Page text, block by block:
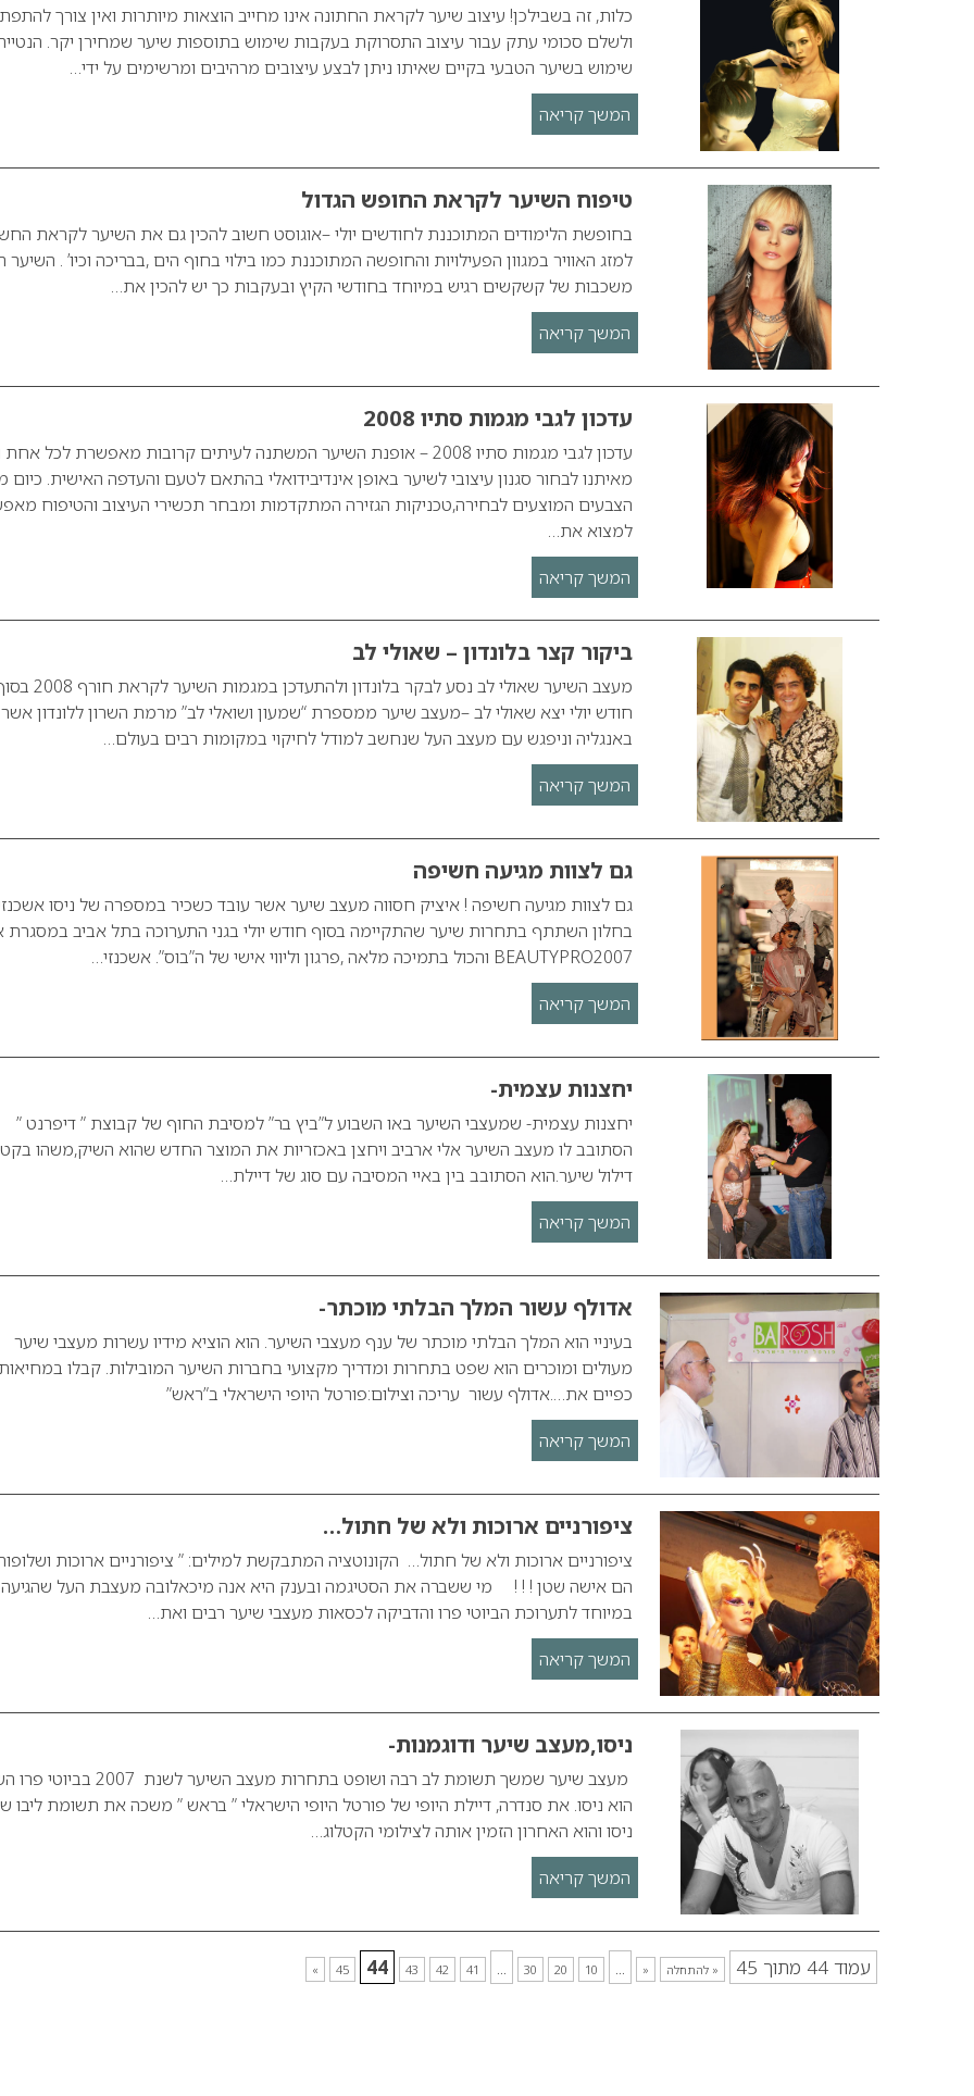
כלות, זה בשבילכן! עיצוב שיער לקראת החתונה אינו מחייב הוצאות מיותרות ואין צורך
ולשלם סכומי עתק עבור עיצוב התסרוקת בעקבות שימוש בתוספות שיער שמחירן יקר.
שימוש בשיער הטבעי בקיים שאיתו ניתן לבצע עיצובים מרהיבים ומרשימים על ידי…
המשך קריאה
טיפוח השיער לקראת החופש הגדול
בחופשת הלימודים המתוכננת לחודשים יולי –אוגוסט חשוב להכין גם את השיער לקראת
למזג האוויר במגוון הפעילויות והחופשה המתוכננת כמו בילוי בחוף הים ,בבריכה וכיו’ . השיער
משכבות של קשקשים רגיש במיוחד בחודשי הקיץ ובעקבות כך יש להכין את…
המשך קריאה
עדכון לגבי מגמות סתיו 2008
עדכון לגבי מגמות סתיו 2008 – אופנת השיער המשתנה לעיתים קרובות מאפשרת לכל
מאיתנו לבחור סגנון עיצובי לשיער באופן אינדיבידואלי בהתאם לטעם והעדפה האישית. כיום
הצבעים המוצעים לבחירה,טכניקות הגזירה המתקדמות ומבחר תכשירי העיצוב והטיפוח
למצוא את…
המשך קריאה
ביקור קצר בלונדון – שאולי לב
מעצב השיער שאולי לב נסע לבקר בלונדון ולהתעדכן במגמות השיער
חודש יולי יצא שאולי לב –מעצב שיער ממספרת “שמעון ושואלי לב” מרמת השרון ללונדון אשר
באנגליה וניפגש עם מעצב העל שנחשב למודל לחיקוי במקומות רבים בעולם…
המשך קריאה
גם לצוות מגיעה חשיפה
גם לצוות מגיעה חשיפה ! איציק חסווה מעצב שיער אשר עובד כשכיר במספרה של ניסו
בחלון השתתף בתחרות שיער שהתקיימה בסוף חודש יולי בגני התערוכה בתל אביב במסגרת
BEAUTYPRO2007 והכול בתמיכה מלאה ,פרגון וליווי אישי של ה”בוס”. אשכנזי…
המשך קריאה
יחצנות עצמית-
יחצנות עצמית- שמעצבי השיער באו השבוע ל”ביץ בר” למסיבת החוף של קבוצת ” דיפרנט ”
הסתובב לו מעצב השיער אלי ארביב ויחצן באכזריות את המוצר החדש שהוא השיק,משהו
דילול שיער.הוא הסתובב בין באיי המסיבה עם סוג של דיילת…
המשך קריאה
אדולף עשור המלך הבלתי מוכתר-
בעיניי הוא המלך הבלתי מוכתר של ענף מעצבי השיער. הוא הוציא מידיו עשרות מעצבי שיער
מעולים ומוכרים הוא שפט בתחרות ומדריך מקצועי בחברות השיער המובילות. קבלו במחיאות
כפיים את….אדולף עשור עריכה וצילום:פורטל היופי הישראלי ב”ראש”
המשך קריאה
ציפורניים ארוכות ולא של חתול…
ציפורניים ארוכות ולא של חתול… הקונוטציה המתבקשת למילים: ” ציפורניים ארוכות
הם אישה שטן ! ! ! מי ששברה את הסטיגמה ובענק היא אנה מיכאלובה מעצבת העל שהגיעה
במיוחד לתערוכת הביוטי פרו והדביקה לכסאות מעצבי שיער רבים ואת…
המשך קריאה
ניסו,מעצב שיער ודוגמנות-
מעצב שיער שמשך תשומת לב רבה ושופט בתחרות מעצב השיער לשנת
הוא ניסו. את סנדרה, דיילת היופי של פורטל היופי הישראלי ” בראש ” משכה את תשומת ליבו
ניסו והוא האחרון הזמין אותה לצילומי הקטלוג…
המשך קריאה
עמוד 44 מתוך 45 « להתחלה «
...
10
20
30
...
41
42
43
44
45
»